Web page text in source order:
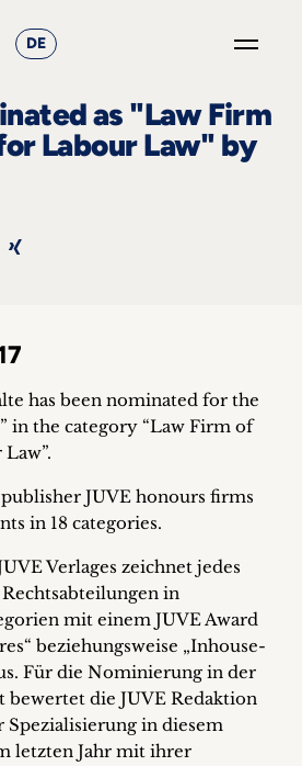
DE
as "Law Firm
Labour Law" by
has been nominated for the
in the category “Law Firm of
JUVE honours firms
in 18 categories.
Verlages zeichnet jedes
in
mit einem JUVE Award
beziehungsweise „Inhouse-
Für die Nominierung in der
die JUVE Redaktion
in diesem
letzten Jahr mit ihrer